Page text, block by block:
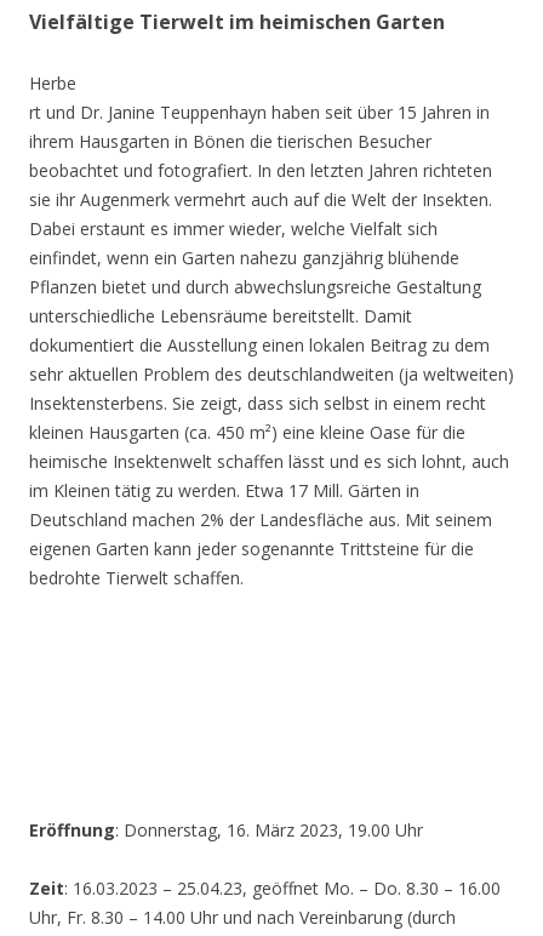
Vielfältige Tierwelt im heimischen Garten
Herbe
rt und Dr. Janine Teuppenhayn haben seit über 15 Jahren in
ihrem Hausgarten in Bönen die tierischen Besucher
beobachtet und fotografiert. In den letzten Jahren richteten
sie ihr Augenmerk vermehrt auch auf die Welt der Insekten.
Dabei erstaunt es immer wieder, welche Vielfalt sich
einfindet, wenn ein Garten nahezu ganzjährig blühende
Pflanzen bietet und durch abwechslungsreiche Gestaltung
unterschiedliche Lebensräume bereitstellt. Damit
dokumentiert die Ausstellung einen lokalen Beitrag zu dem
sehr aktuellen Problem des deutschlandweiten (ja weltweiten)
Insektensterbens. Sie zeigt, dass sich selbst in einem recht
kleinen Hausgarten (ca. 450 m²) eine kleine Oase für die
heimische Insektenwelt schaffen lässt und es sich lohnt, auch
im Kleinen tätig zu werden. Etwa 17 Mill. Gärten in
Deutschland machen 2% der Landesfläche aus. Mit seinem
eigenen Garten kann jeder sogenannte Trittsteine für die
bedrohte Tierwelt schaffen.
Eröffnung: Donnerstag, 16. März 2023, 19.00 Uhr
Zeit: 16.03.2023 – 25.04.23, geöffnet Mo. – Do. 8.30 – 16.00
Uhr, Fr. 8.30 – 14.00 Uhr und nach Vereinbarung (durch